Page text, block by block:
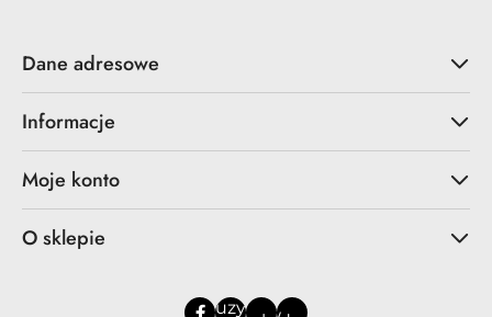
Dane adresowe
Informacje
Moje konto
O sklepie